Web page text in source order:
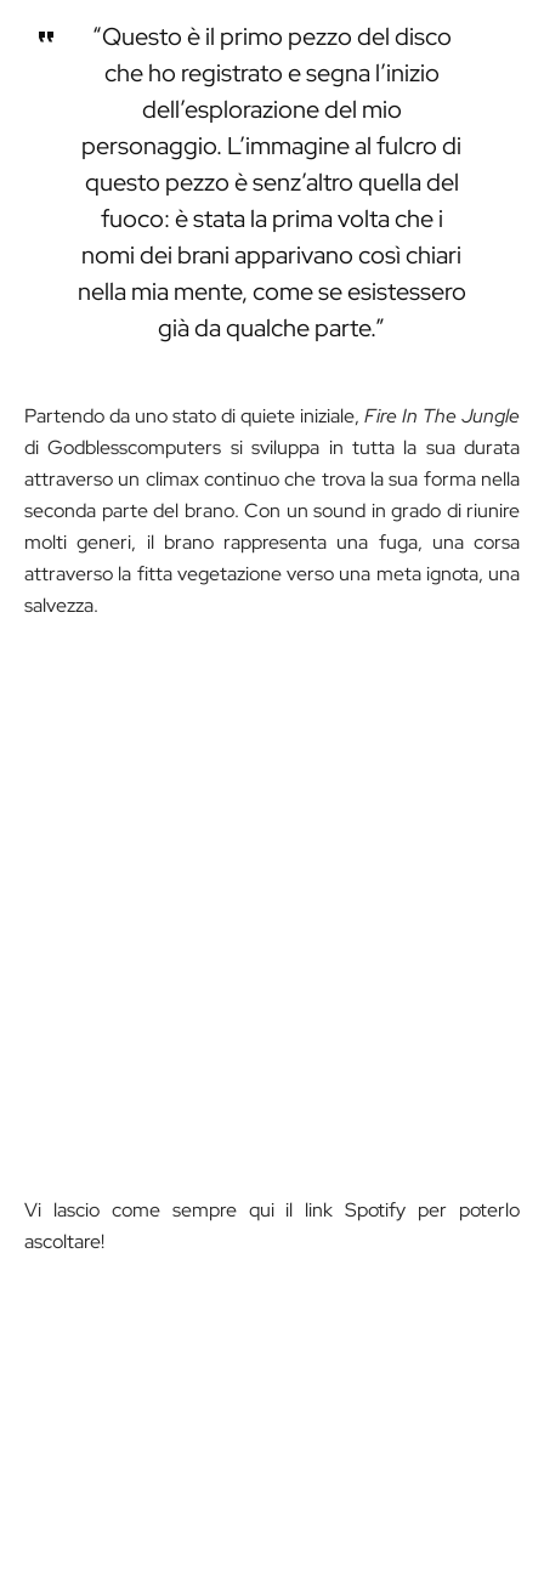
“Questo è il primo pezzo del disco
che ho registrato e segna l’inizio
dell’esplorazione del mio
personaggio. L’immagine al fulcro di
questo pezzo è senz’altro quella del
fuoco: è stata la prima volta che i
nomi dei brani apparivano così chiari
nella mia mente, come se esistessero
già da qualche parte.”
Partendo da uno stato di quiete iniziale, Fire In The Jungle
di Godblesscomputers si sviluppa in tutta la sua durata
attraverso un climax continuo che trova la sua forma nella
seconda parte del brano. Con un sound in grado di riunire
molti generi, il brano rappresenta una fuga, una corsa
attraverso la fitta vegetazione verso una meta ignota, una
salvezza.
Vi lascio come sempre qui il link Spotify per poterlo
ascoltare!